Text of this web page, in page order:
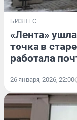
БИЗНЕС
«Лента»
точка в
работала
26 января, 2026, 22:00